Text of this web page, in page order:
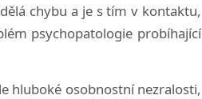
chybu a je s tím v kontaktu,
psychopatologie probíhající
hluboké osobnostní nezralosti,